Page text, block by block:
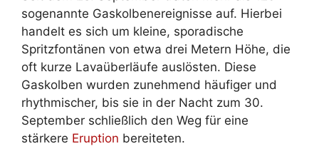
sogenannte Gaskolbenereignisse auf. Hierbei
handelt es sich um kleine, sporadische
Spritzfontänen von etwa drei Metern Höhe, die
oft kurze Lavaüberläufe auslösten. Diese
Gaskolben wurden zunehmend häufiger und
rhythmischer, bis sie in der Nacht zum 30.
September schließlich den Weg für eine
stärkere Eruption bereiteten.